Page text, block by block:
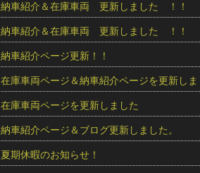
納車紹介＆在庫車両 更新しました ！！
納車紹介＆在庫車両 更新しました ！！
納車紹介ページ更新！！
在庫車両ページ＆納車紹介ページを更新し
在庫車両ページを更新しました
納車紹介ページ＆ブログ更新しました。
夏期休暇のお知らせ！